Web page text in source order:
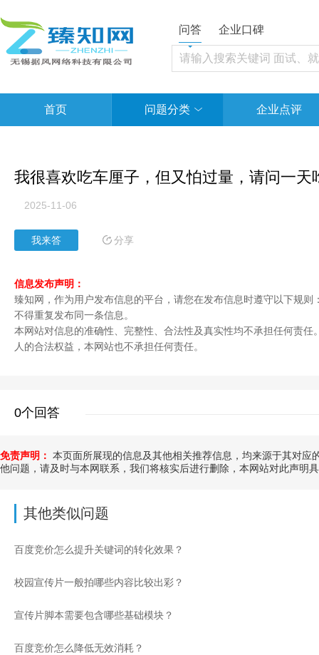
问答 企业口碑
首页 问题分类 企业点评
我很喜欢吃车厘子，但又怕过量，请问一天
2025-11-06
我来答 分享
信息发布声明：
臻知网，作为用户发布信息的平台，请您在发布信息时遵守以下规
不得重复发布同一条信息。
本网站对信息的准确性、完整性、合法性及真实性均不承担任何责任
人的合法权益，本网站也不承担任何责任。
0个回答
免责声明： 本页面所展现的信息及其他相关推荐信息，均来源于其对
他问题，请及时与本网联系，我们将核实后进行删除，本网站对此声明
其他类似问题
百度竞价怎么提升关键词的转化效果？
校园宣传片一般拍哪些内容比较出彩？
宣传片脚本需要包含哪些基础模块？
百度竞价怎么降低无效消耗？